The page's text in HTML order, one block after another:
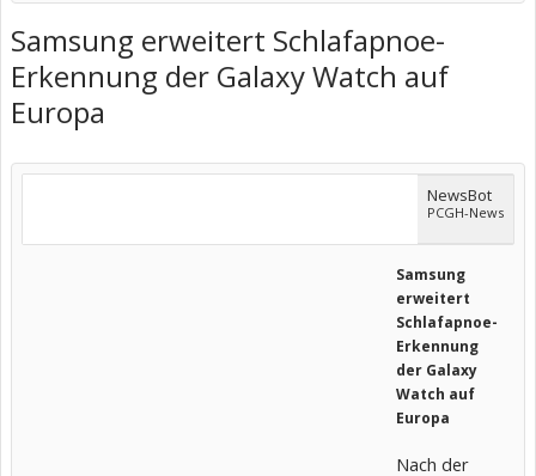
Samsung erweitert Schlafapnoe-
Erkennung der Galaxy Watch auf
Europa
NewsBot
PCGH-News
Samsung
erweitert
Schlafapnoe-
Erkennung
der Galaxy
Watch auf
Europa
Nach der